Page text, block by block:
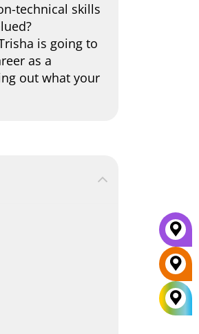
technical skills
is going to
as a
out what your